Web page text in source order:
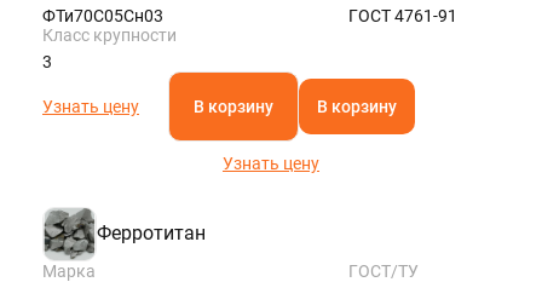
ФТи70С05Сн03
ГОСТ 4761-91
Класс крупности
3
Узнать цену В корзину В корзину
Узнать цену
Ферротитан
Марка
ГОСТ/ТУ